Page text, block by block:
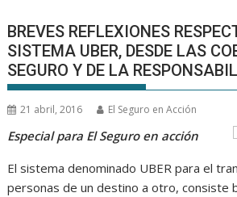
BREVES REFLEXIONES
SISTEMA UBER, DESDE LAS
SEGURO Y DE LA
21 abril, 2016 El Seguro en Acción
Especial para El Seguro en acción
El sistema denominado UBER para el
personas de un destino a otro, consiste